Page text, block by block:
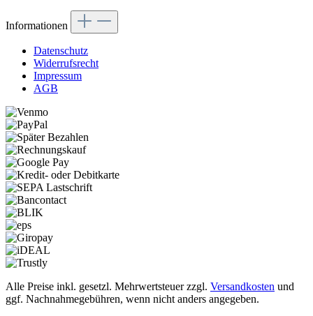
Informationen
Datenschutz
Widerrufsrecht
Impressum
AGB
Alle Preise inkl. gesetzl. Mehrwertsteuer zzgl. Versandkosten und
ggf. Nachnahmegebühren, wenn nicht anders angegeben.